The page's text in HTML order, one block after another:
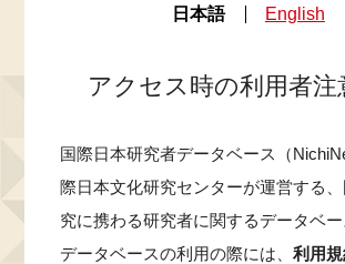
日本語 English
アクセス時の利用者注
国際日本研究者データベース（
際日本文化研究センターが運営する
究に携わる研究者に関するデータベ
データベースの利用の際には、利用